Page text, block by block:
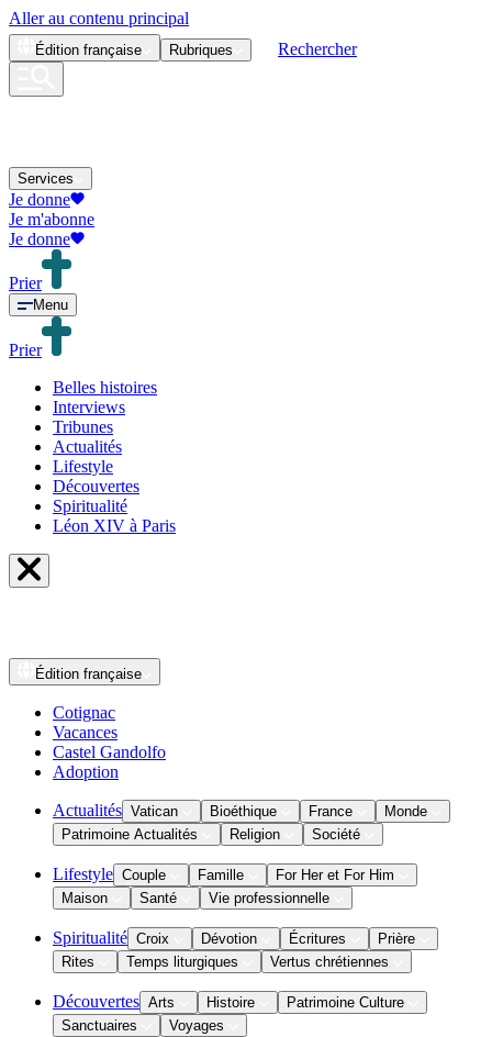
Aller au contenu principal
Édition française Rubriques Rechercher
Services
Je donne
Je m'abonne
Je donne
Prier
Menu
Prier
Belles histoires
Interviews
Tribunes
Actualités
Lifestyle
Découvertes
Spiritualité
Léon XIV à Paris
Édition française
Cotignac
Vacances
Castel Gandolfo
Adoption
Actualités Vatican Bioéthique France
Monde
Patrimoine Actualités
Religion Société
Lifestyle Couple Famille
For Her et For Him
Maison
Santé Vie professionnelle
Spiritualité Croix Dévotion Écritures
Prière
Rites
Temps liturgiques Vertus chrétiennes
Découvertes Arts Histoire
Patrimoine Culture
Sanctuaires
Voyages